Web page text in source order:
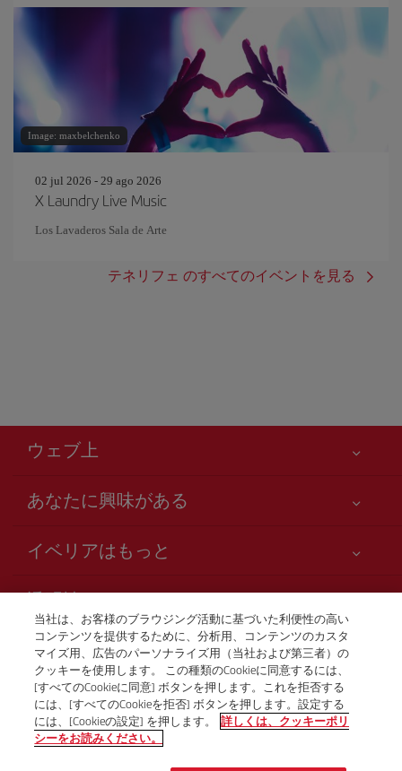
Image: maxbelchenko
02 jul 2026 - 29 ago 2026
X Laundry Live Music
Los Lavaderos Sala de Arte
テネリフェ のすべてのイベントを見る
ウェブ上
あなたに興味がある
アクセシビリティの宣言
サービスのお約束
Iberia.com サイトマップ
イベリアはもっと
イベリアグループ
株主および投資家向け情報
Iberia の提携航空会社
British Airways
透明性
利用規約
運送約款
ご搭乗者の権利
プログラム Club Iberia の一般規約
iberia.comのご登録規約
お電話での航空券販売
+81 0 3 3298 5238
Tokio
月曜日～金曜日、午前9時～午後5時（スペイン語、英語、日
本語）。
当社は、お客様のブラウジング活動に基づいた利便性の高い
コンテンツを提供するために、分析用、コンテンツのカスタ
マイズ用、広告のパーソナライズ用（当社および第三者）の
クッキーを使用します。 この種類のCookieに同意するには、
[すべてのCookieに同意] ボタンを押します。これを拒否する
には、[すべてのCookieを拒否] ボタンを押します。設定する
には、[Cookieの設定] を押します。
詳しくは、クッキーポリ
シーをお読みください。